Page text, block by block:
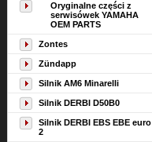
Oryginalne części z
serwisówek YAMAHA
OEM PARTS
Zontes
Zündapp
Silnik AM6 Minarelli
Silnik DERBI D50B0
Silnik DERBI EBS EBE euro
2